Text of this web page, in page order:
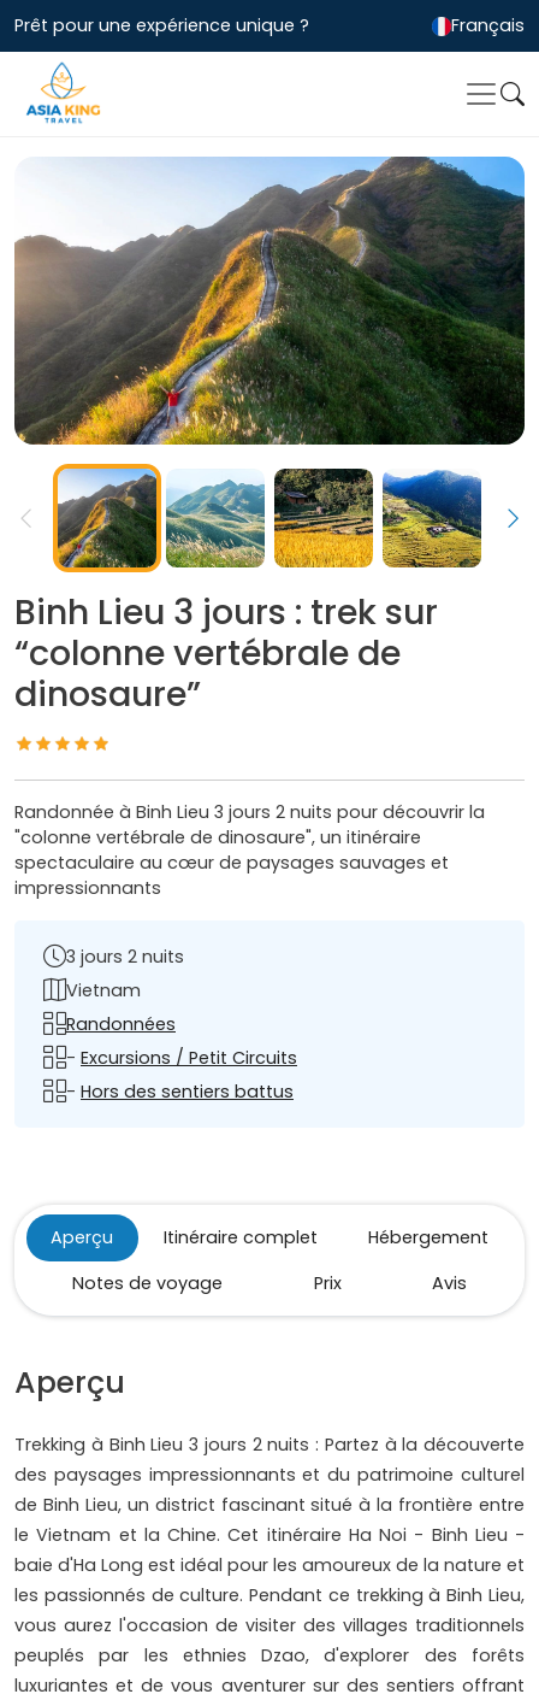
Prêt pour une expérience unique ? Français
Binh Lieu 3 jours : trek sur
“colonne vertébrale de
dinosaure”
Randonnée à Binh Lieu 3 jours 2 nuits pour découvrir la
"colonne vertébrale de dinosaure", un itinéraire
spectaculaire au cœur de paysages sauvages et
impressionnants
3 jours 2 nuits
Vietnam
Randonnées
- Excursions / Petit Circuits
- Hors des sentiers battus
Aperçu Itinéraire complet
Hébergement
Notes de voyage
Prix Avis
Aperçu
Trekking à Binh Lieu 3 jours 2 nuits : Partez à la découverte
des paysages impressionnants et du patrimoine culturel
de Binh Lieu, un district fascinant situé à la frontière entre
le Vietnam et la Chine. Cet itinéraire Ha Noi - Binh Lieu -
baie d'Ha Long est idéal pour les amoureux de la nature et
les passionnés de culture. Pendant ce trekking à Binh Lieu,
vous aurez l'occasion de visiter des villages traditionnels
peuplés par les ethnies Dzao, d'explorer des forêts
luxuriantes et de vous aventurer sur des sentiers offrant